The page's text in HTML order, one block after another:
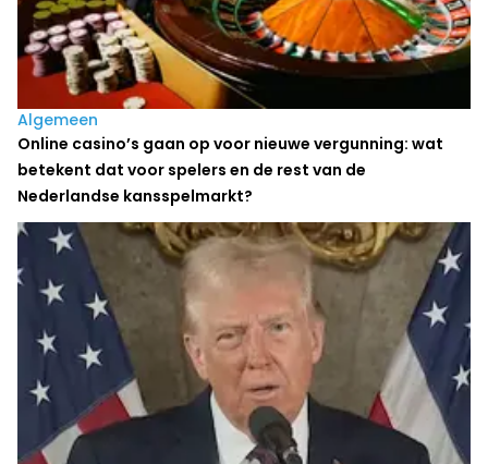
Algemeen
Online casino’s gaan op voor nieuwe vergunning: wat
betekent dat voor spelers en de rest van de
Nederlandse kansspelmarkt?